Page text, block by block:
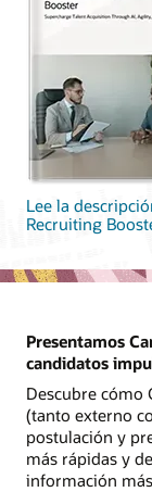
Lee la
Recruiting
Presentamos
candidatos
Descubre cómo
(tanto externo
postulación y
más rápidas y
información